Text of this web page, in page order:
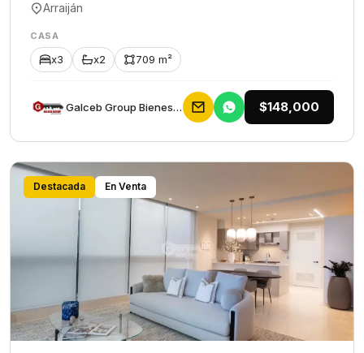
Arraiján
CASA
x3 x2 709 m²
Galceb Group Bienes Raices $148,000
Destacada En Venta